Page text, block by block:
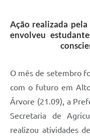
Ação realizada pela
envolveu
O mês de setembro
com o futuro em Alto
Árvore (21.09), a
Secretaria de
realizou atividades